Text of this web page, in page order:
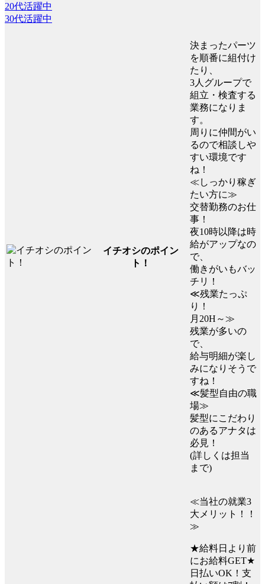
20代活躍中
30代活躍中
イチオシのポイン
ト！
決まったパーツ
を順番に組付け
たり、
3人グループで
組立・検査する
業務になりま
す。
周りに仲間がい
るので相談しや
すい環境です
ね！
≪しっかり稼ぎ
たい方に≫
交替勤務のお仕
事！
夜10時以降は時
給がアップなの
で、
働きがいもバッ
チリ！
≪残業たっぷ
り！
月20H～≫
残業が多いの
で、
給与明細が楽し
みになりそうで
すね！
≪髪型自由の職
場≫
髪型にこだわり
のあるアナタは
必見！
(詳しくは担当
まで)
≪当社の就業3
大メリット！！
≫
★給料日より前
にお給料GET★
日払いOK！支